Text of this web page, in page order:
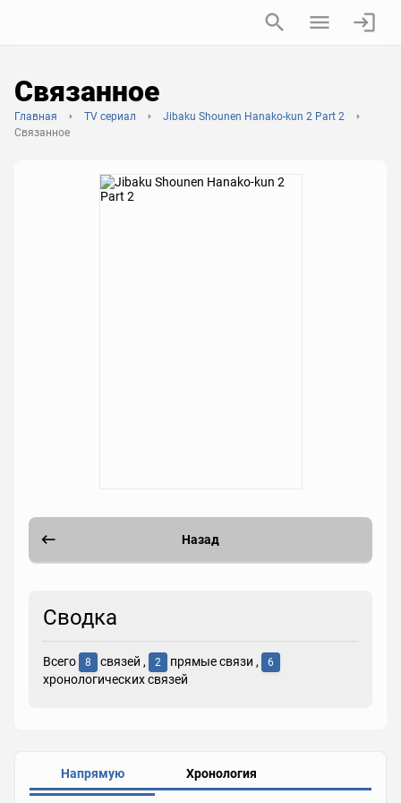
Связанное
Главная TV сериал
Jibaku Shounen Hanako-kun 2 Part 2
Связанное
Назад
Сводка
Всего 8 связей , 2 прямые связи , 6
хронологических связей
Напрямую Хронология